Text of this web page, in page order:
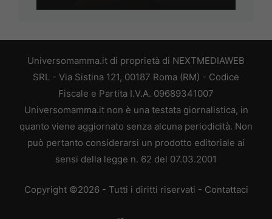
Universomamma.it di proprietà di NEXTMEDIAWEB
SRL - Via Sistina 121, 00187 Roma (RM) - Codice
Fiscale e Partita I.V.A. 09689341007
Universomamma.it non è una testata giornalistica, in
quanto viene aggiornato senza alcuna periodicità. Non
può pertanto considerarsi un prodotto editoriale ai
sensi della legge n. 62 del 07.03.2001
Copyright ©2026 - Tutti i diritti riservati - Contattaci